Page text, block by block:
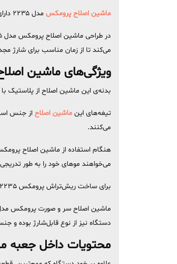
ماشین اصلاح پرومکس مدل ۲۲۳۵ دارای طراحی ارگونومیک و خوش‌دستی است که به شما حس راحتی هنگام کار با دستگاه را می‌دهد.
می‌کند تا از زمان مناسب برای شارژ
ویژگی‌های ماشین اصلاح
بدنه‌ی این ماشین اصلاح از پلاستیک با
تیغه‌های این ماشین اصلاح از جنس
می‌کنند.
می‌خواهند موهای خود را به طور
برای ساخت ریش‌تراش پرومکس 2235 از تکنولوژی و طراحی کره و برش مستقیم استفاده شده است.
دستگاه نیز از نوع قابل‌شارژ بوده و جنس آن
محتویات داخل جعبه